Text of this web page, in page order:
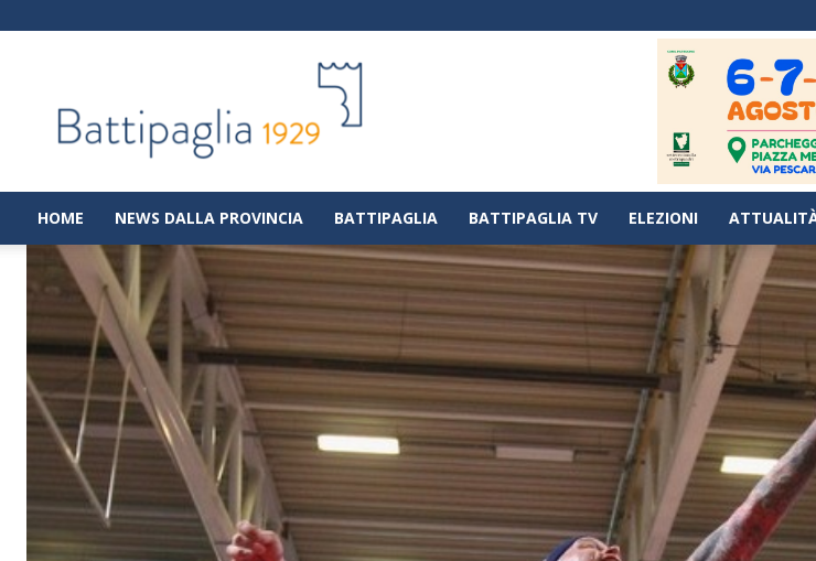
|
Notizie
dalla
città
di
HOME NEWS DALLA PROVINCIA BATTIPAGLIA BATTIPAGLIA TV ELEZIONI